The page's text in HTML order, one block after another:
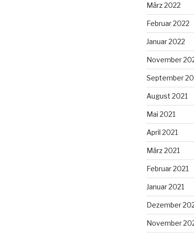
März 2022
Februar 2022
Januar 2022
November
September
August 2021
Mai 2021
April 2021
März 2021
Februar 2021
Januar 2021
Dezember
November